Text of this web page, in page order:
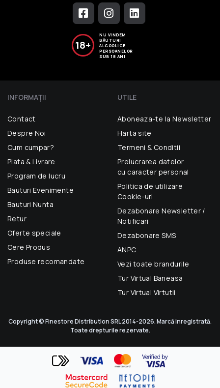
18+
NU VINDEM
BĂUTURI
ALCOOLICE
PERSOANELOR
SUB 18 ANI
INFORMAŢII
Contact
Despre Noi
Cum cumpar?
Plata & Livrare
Program de lucru
Bauturi Evenimente
Bauturi Nunta
Retur
Oferte speciale
Cere Produs
Produse recomandate
UTILE
Aboneaza-te la Newsletter
Harta site
Termeni & Conditii
Prelucrarea datelor
cu caracter personal
Politica de utilizare
Cookie-uri
Dezabonare Newsletter /
Notificari
Dezabonare SMS
ANPC
Vezi toate brandurile
Tur Virtual Baneasa
Tur Virtual Virtutii
Copyright © Finestore Distribution SRL 2014-2026. Marcă inregistrată.
Toate drepturile rezervate.